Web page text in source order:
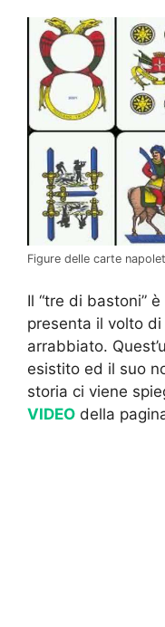
Figure delle carte
Il “tre di bastoni”
presenta il volto
arrabbiato.
esistito ed il suo
storia ci viene
VIDEO della